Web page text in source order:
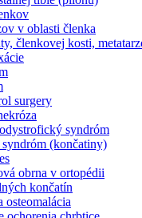
v oblasti členka
členkovej kosti,
surgery
syndróm
(končatiny)
obrna v ortopédii
končatín
osteomalácia